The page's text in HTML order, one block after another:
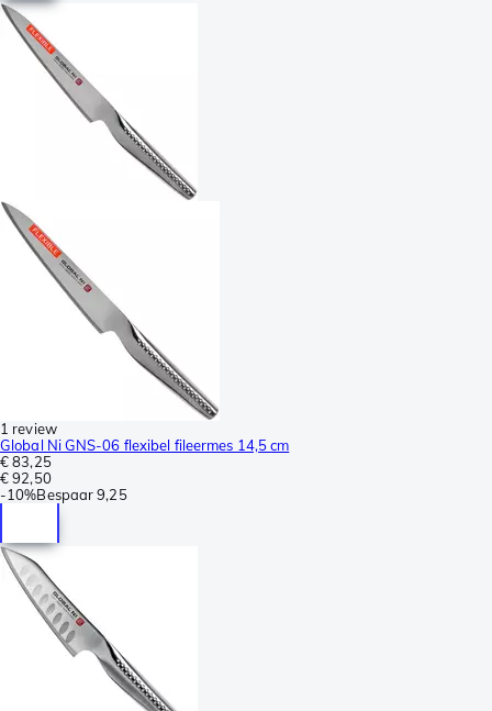
1 review
Global Ni GNS-06 flexibel fileermes 14,5 cm
€ 83,25
€ 92,50
-10%Bespaar 9,25